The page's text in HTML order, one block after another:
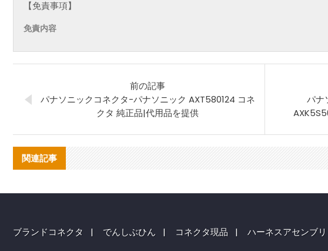
【免責事項】
免責内容
前の記事
パナソニックコネクタ-パナソニック AXT580124 コネ
クタ 純正品|代用品を提供
パナ
関連記事
ブランドコネクタ | でんしぶひん | コネクタ現品 | ハーネスアセンブリ